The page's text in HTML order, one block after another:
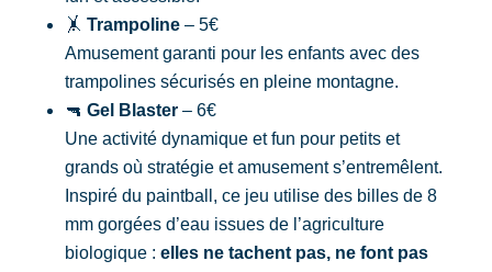
🤸 Trampoline– 5€
Amusement garanti pour les enfants avec des
trampolines sécurisés en pleine montagne.
🔫 Gel Blaster– 6€
Une activité dynamique et fun pour petits et
grands où stratégie et amusement s’entremêlent.
Inspiré du paintball, ce jeu utilise des billes de 8
mm gorgées d’eau issues de l’agriculture
biologique : elles ne tachent pas, ne font pas